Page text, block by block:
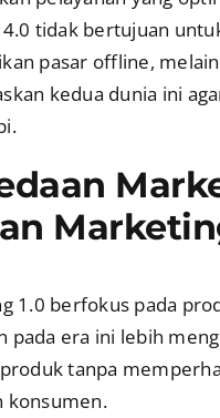
tidak bertujuan
pasar offline,
kedua dunia ini
1.0 berfokus pada
pada era ini lebih
tanpa
konsumen.